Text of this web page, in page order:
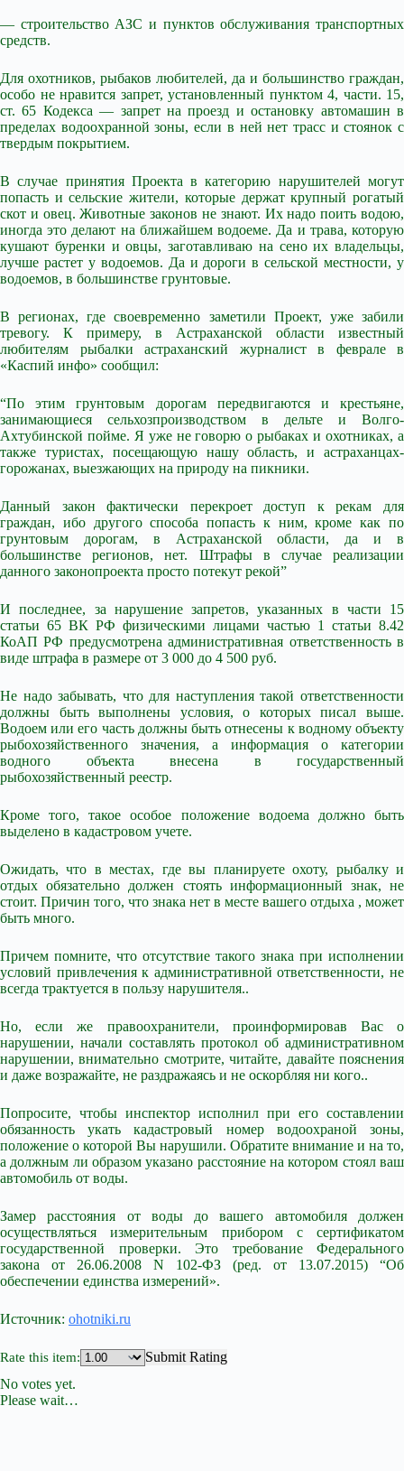
— строительство АЗС и пунктов обслуживания транспортных
средств.
Для охотников, рыбаков любителей, да и большинство граждан,
особо не нравится запрет, установленный пунктом 4, части. 15,
ст. 65 Кодекса — запрет на проезд и остановку автомашин в
пределах водоохранной зоны, если в ней нет трасс и стоянок с
твердым покрытием.
В случае принятия Проекта в категорию нарушителей могут
попасть и сельские жители, которые держат крупный рогатый
скот и овец. Животные законов не знают. Их надо поить водою,
иногда это делают на ближайшем водоеме. Да и трава, которую
кушают буренки и овцы, заготавливаю на сено их владельцы,
лучше растет у водоемов. Да и дороги в сельской местности, у
водоемов, в большинстве грунтовые.
В регионах, где своевременно заметили Проект, уже забили
тревогу. К примеру, в Астраханской области известный
любителям рыбалки астраханский журналист в феврале в
«Каспий инфо» сообщил:
“По этим грунтовым дорогам передвигаются и крестьяне,
занимающиеся сельхозпроизводством в дельте и Волго-
Ахтубинской пойме. Я уже не говорю о рыбаках и охотниках, а
также туристах, посещающую нашу область, и астраханцах-
горожанах, выезжающих на природу на пикники.
Данный закон фактически перекроет доступ к рекам для
граждан, ибо другого способа попасть к ним, кроме как по
грунтовым дорогам, в Астраханской области, да и в
большинстве регионов, нет. Штрафы в случае реализации
данного законопроекта просто потекут рекой”
И последнее, за нарушение запретов, указанных в части 15
статьи 65 ВК РФ физическими лицами частью 1 статьи 8.42
КоАП РФ предусмотрена административная ответственность в
виде штрафа в размере от 3 000 до 4 500 руб.
Не надо забывать, что для наступления такой ответственности
должны быть выполнены условия, о которых писал выше.
Водоем или его часть должны быть отнесены к водному объекту
рыбохозяйственного значения, а информация о категории
водного объекта внесена в государственный
рыбохозяйственный реестр.
Кроме того, такое особое положение водоема должно быть
выделено в кадастровом учете.
Ожидать, что в местах, где вы планируете охоту, рыбалку и
отдых обязательно должен стоять информационный знак, не
стоит. Причин того, что знака нет в месте вашего отдыха , может
быть много.
Причем помните, что отсутствие такого знака при исполнении
условий привлечения к административной ответственности, не
всегда трактуется в пользу нарушителя..
Но, если же правоохранители, проинформировав Вас о
нарушении, начали составлять протокол об административном
нарушении, внимательно смотрите, читайте, давайте пояснения
и даже возражайте, не раздражаясь и не оскорбляя ни кого..
Попросите, чтобы инспектор исполнил при его составлении
обязанность укать кадастровый номер водоохраной зоны,
положение о которой Вы нарушили. Обратите внимание и на то,
а должным ли образом указано расстояние на котором стоял ваш
автомобиль от воды.
Замер расстояния от воды до вашего автомобиля должен
осуществляться измерительным прибором с сертификатом
государственной проверки. Это требование Федерального
закона от 26.06.2008 N 102-ФЗ (ред. от 13.07.2015) “Об
обеспечении единства измерений».
Источник: ohotniki.ru
Rate this item:
Submit Rating
No votes yet.
Please wait…